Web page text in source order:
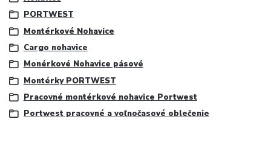
PORTWEST
Montérkové Nohavice
Cargo nohavice
Monérkové Nohavice pásové
Montérky PORTWEST
Pracovné montérkové nohavice Portwest
Portwest pracovné a voľnočasové oblečenie